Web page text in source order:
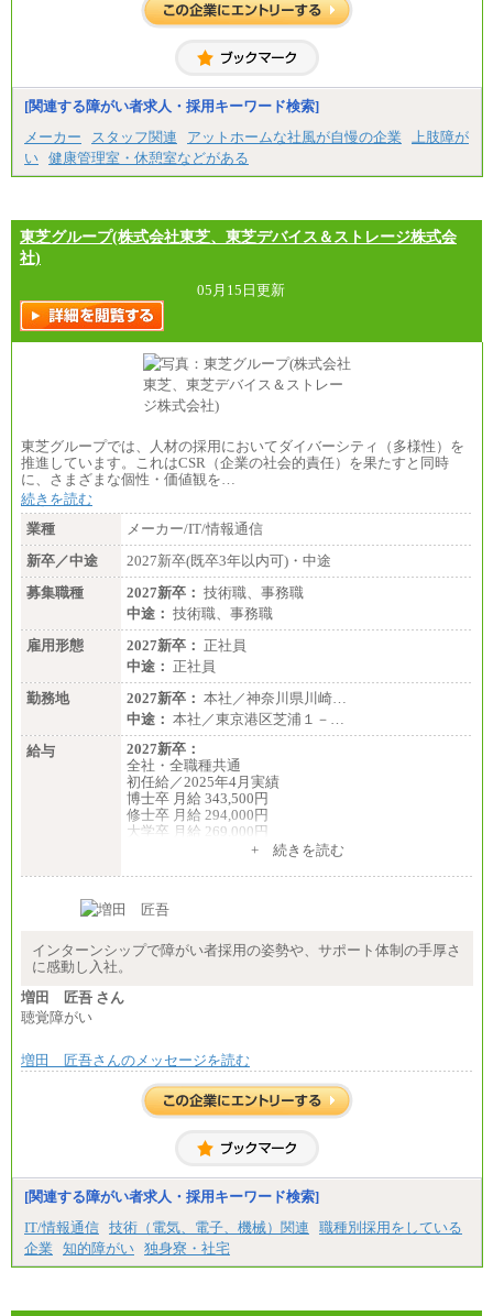
入社時の処遇（基本給・賞与）は経験・スキルを考
経験・スキルによっては、記載額を超える場合もあ
※試用期間中も給与に変更はございません。
[関連する障がい者求人・採用キーワード検索]
メーカー
スタッフ関連 アットホームな社風が自慢の企業
上肢障が
い 健康管理室・休憩室などがある
東芝グループ(株式会社東芝、東芝デバイス＆ストレージ株式会
社)
05月15日更新
東芝グループでは、人材の採用においてダイバーシティ（多様性）を
推進しています。これはCSR（企業の社会的責任）を果たすと同時
に、さまざまな個性・価値観を…
続きを読む
業種
メーカー/IT/情報通信
新卒／中途
2027新卒(既卒3年以内可)・中途
募集職種
2027新卒： 技術職、事務職
中途： 技術職、事務職
雇用形態
2027新卒： 正社員
中途： 正社員
勤務地
2027新卒： 本社／神奈川県川崎…
中途： 本社／東京港区芝浦１－…
給与
2027新卒：
全社・全職種共通
初任給／2025年4月実績
博士卒 月給 343,500円
修士卒 月給 294,000円
大学卒 月給 269,000円
※試用期間の給与に変更はございません
中途：
す。
+ 続きを読む
インターンシップで障がい者採用の姿勢や、サポート体制の手厚さ
に感動し入社。
増田 匠吾 さん
聴覚障がい
増田 匠吾さんのメッセージを読む
[関連する障がい者求人・採用キーワード検索]
IT/情報通信 技術（電気、電子、機械）関連
職種別採用をしている
企業
知的障がい 独身寮・社宅